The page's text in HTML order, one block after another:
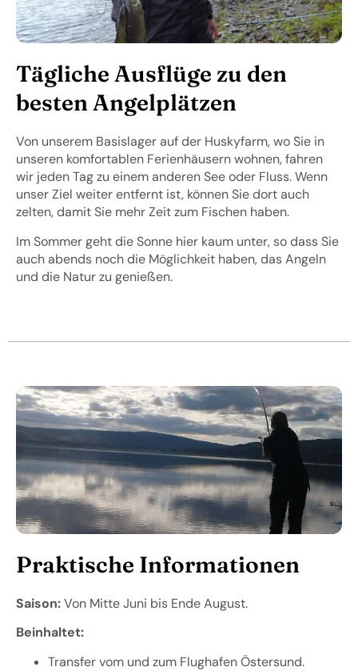
Tägliche Ausflüge zu den
besten Angelplätzen
Von unserem Basislager auf der Huskyfarm, wo Sie in
unseren komfortablen Ferienhäusern wohnen, fahren
wir jeden Tag zu einem anderen See oder Fluss. Wenn
unser Ziel weiter entfernt ist, können Sie dort auch
zelten, damit Sie mehr Zeit zum Fischen haben.
Im Sommer geht die Sonne hier kaum unter, so dass Sie
auch abends noch die Möglichkeit haben, das Angeln
und die Natur zu genießen.
Praktische Informationen
Saison:Von Mitte Juni bis Ende August.
Beinhaltet:
Transfer vom und zum Flughafen Östersund.